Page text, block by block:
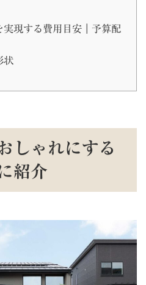
現する費用目安｜予算配
状
しゃれにする
紹介